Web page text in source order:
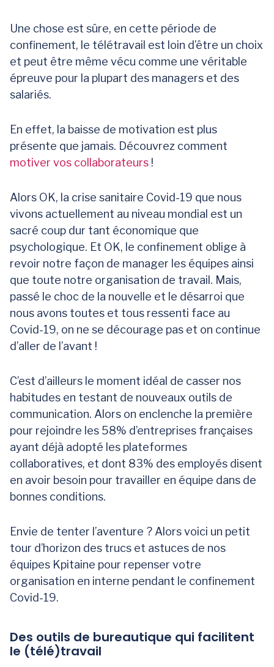
Une chose est sûre, en cette période de
confinement, le télétravail est loin d’être un choix
et peut être même vécu comme une véritable
épreuve pour la plupart des managers et des
salariés.
En effet, la baisse de motivation est plus
présente que jamais. Découvrez comment
motiver vos collaborateurs !
Alors OK, la crise sanitaire Covid-19 que nous
vivons actuellement au niveau mondial est un
sacré coup dur tant économique que
psychologique. Et OK, le confinement oblige à
revoir notre façon de manager les équipes ainsi
que toute notre organisation de travail. Mais,
passé le choc de la nouvelle et le désarroi que
nous avons toutes et tous ressenti face au
Covid-19, on ne se décourage pas et on continue
d’aller de l’avant !
C’est d’ailleurs le moment idéal de casser nos
habitudes en testant de nouveaux outils de
communication. Alors on enclenche la première
pour rejoindre les 58% d’entreprises françaises
ayant déjà adopté les plateformes
collaboratives, et dont 83% des employés disent
en avoir besoin pour travailler en équipe dans de
bonnes conditions.
Envie de tenter l’aventure ? Alors voici un petit
tour d’horizon des trucs et astuces de nos
équipes Kpitaine pour repenser votre
organisation en interne pendant le confinement
Covid-19.
Des outils de bureautique qui facilitent
le (télé)travail